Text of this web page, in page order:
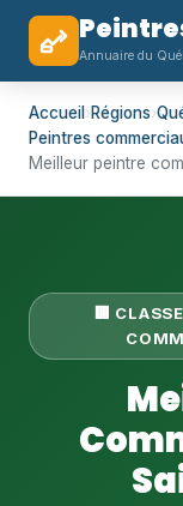
Annuaire du
Accueil ›Régions›
Peintres
Meilleur peintre
🏢